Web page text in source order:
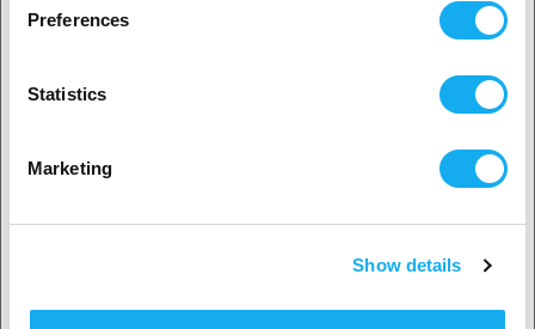
Preferences
Statistics
Marketing
Show details
1 kg